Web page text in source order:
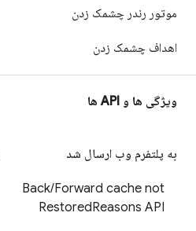
موتور رندر چشمک زدن
اهداف چشمک زدن
ویژگی ها و API ها
به پلتفرم وب ارسال شد
Back/Forward cache not
RestoredReasons API